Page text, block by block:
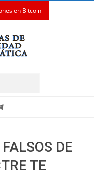
en Bitcoin
DE
TE